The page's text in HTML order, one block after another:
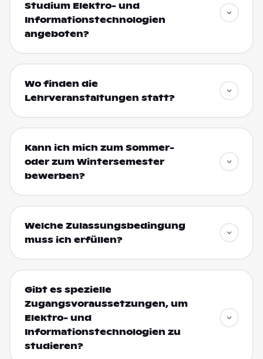
Studium Elektro- und
Informationstechnologien
angeboten?
Wo finden die
Lehrveranstaltungen statt?
Kann ich mich zum Sommer-
oder zum Wintersemester
bewerben?
Welche Zulassungsbedingung
muss ich erfüllen?
Gibt es spezielle
Zugangsvoraussetzungen, um
Elektro- und
Informationstechnologien zu
studieren?